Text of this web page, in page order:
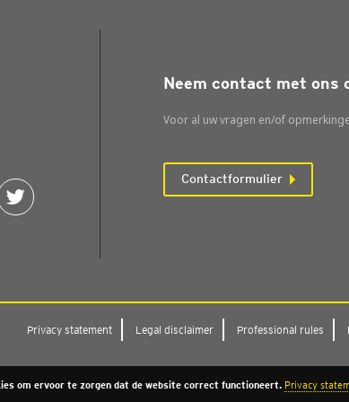
Neem contact met ons
Voor al uw vragen en/of
Contactformulier
Pri­va­cy sta­te­ment Legal dis­clai­mer Pro­fes­si­o­nal rules
om ervoor te zorgen dat de website correct functioneert. Privacy